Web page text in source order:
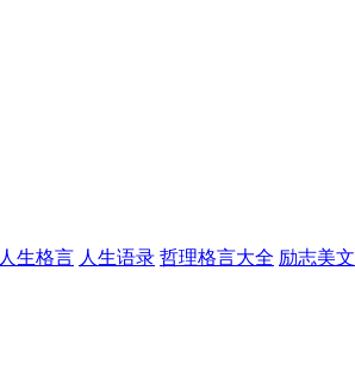
人生格言 人生语录 哲理格言大全 励志美文